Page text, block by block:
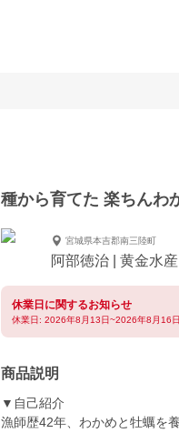
種から育てた 楽ちんわ
宮城県本吉郡南三陸町
阿部徳治 | 黄金水
休業日に関するお知らせ
休業日: 2026年8月13日~2026年8月16日
商品説明
▼自己紹介
漁師歴42年、わかめと牡蠣を